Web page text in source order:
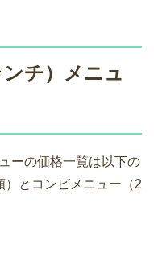
チ）メニュ
ーの価格一覧は以下の
とコンビメニュー（2